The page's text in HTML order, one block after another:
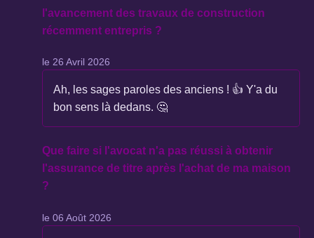
l'avancement des travaux de construction
récemment entrepris ?
le 26 Avril 2026
Ah, les sages paroles des anciens ! 👍 Y'a du
bon sens là dedans. 🤔
Que faire si l'avocat n'a pas réussi à obtenir
l'assurance de titre après l'achat de ma maison
?
le 06 Août 2026